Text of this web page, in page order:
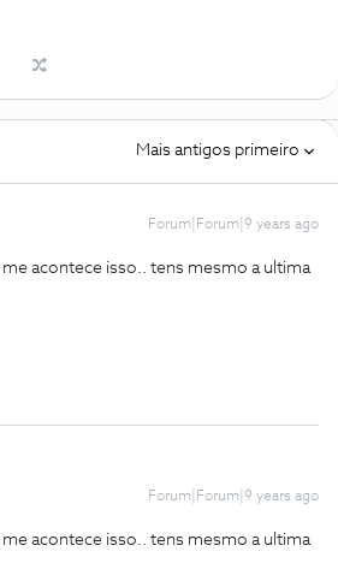
Mais antigos primeiro
Forum|Forum|9 years ago
me acontece isso.. tens mesmo a ultima
Forum|Forum|9 years ago
me acontece isso.. tens mesmo a ultima